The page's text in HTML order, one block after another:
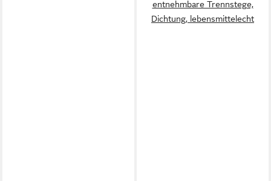
entnehmbare Trennstege,
Dichtung, lebensmittelecht